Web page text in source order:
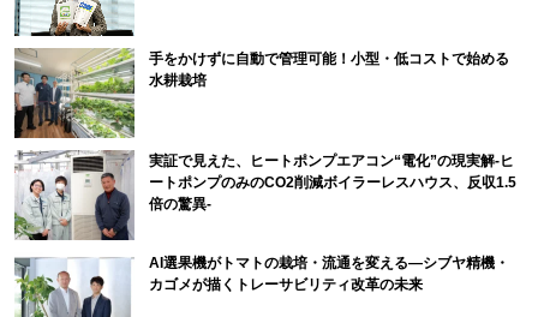
手をかけずに自動で管理可能！小型・低コストで始める
水耕栽培
実証で見えた、ヒートポンプエアコン“電化”の現実解-ヒ
ートポンプのみのCO2削減ボイラーレスハウス、反収1.5
倍の驚異-
AI選果機がトマトの栽培・流通を変える―シブヤ精機・
カゴメが描くトレーサビリティ改革の未来